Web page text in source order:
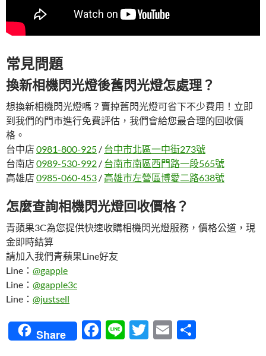
常見問題
換新相機閃光燈後舊閃光燈怎處理？
想換新相機閃光燈嗎？賣掉舊閃光燈可省下不少費用！立即
到我們的門市進行免費評估，我們會給您最合理的回收價
格。
台中店 0981-800-925 / 台中市北區一中街273號
台南店 0989-530-992 / 台南市南區西門路一段565號
高雄店 0985-060-453 / 高雄市左營區博愛二路638號
怎麼查詢相機閃光燈回收價格？
青蘋果3C為您提供快速收購相機閃光燈服務，價格公道，現
金即時結算
請加入我們青蘋果Line好友
Line： @gapple
Line： @gapple3c
Line： @justsell
Share
F
Li
T
E